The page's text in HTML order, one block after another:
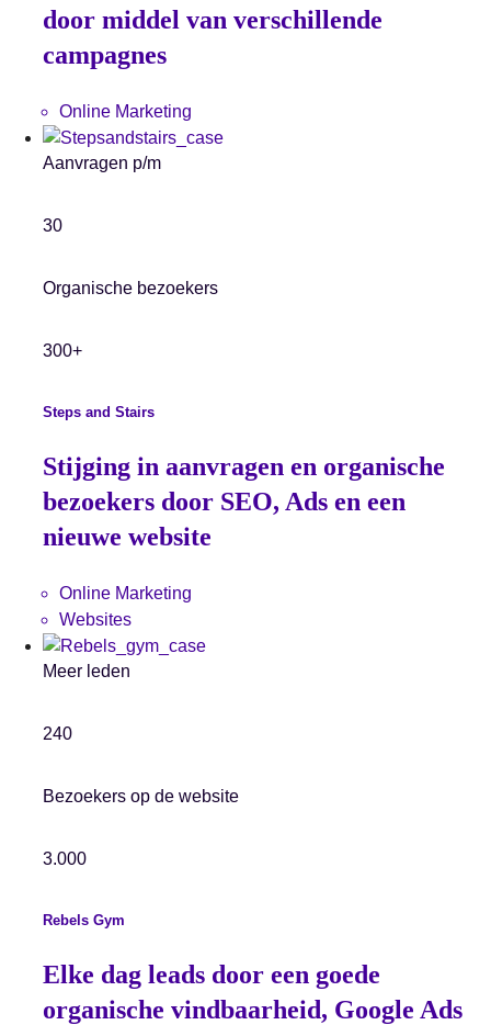
door middel van verschillende
campagnes
Online Marketing
Aanvragen p/m
30
Organische bezoekers
300+
Steps and Stairs
Stijging in aanvragen en organische
bezoekers door SEO, Ads en een
nieuwe website
Online Marketing
Websites
Meer leden
240
Bezoekers op de website
3.000
Rebels Gym
Elke dag leads door een goede
organische vindbaarheid, Google Ads